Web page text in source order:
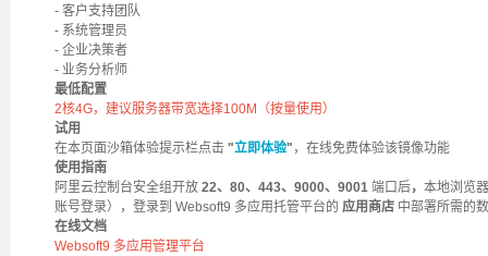
- 客户支持团队
- 系统管理员
- 企业决策者
- 业务分析师
最低配置
2核4G，建议服务器带宽选择100M（按量使用）
试用
在本页面沙箱体验提示栏点击 "立即体验" ，在线免费体验该镜像功能
使用指南
阿里云控制台安全组开放 22、80、443、9000、9001 端口后， 本地浏览
账号登录），登录到 Websoft9 多应用托管平台的 应用商店 中部署所需的
在线文档
Websoft9 多应用管理平台